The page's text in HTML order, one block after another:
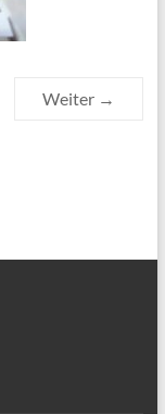
Weiter →